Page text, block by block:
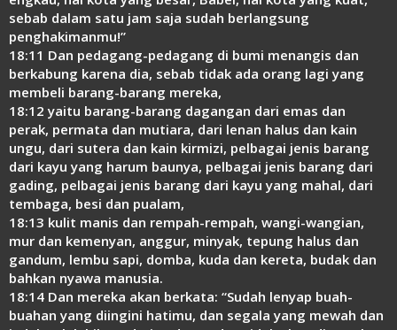
sebab dalam satu jam saja sudah berlangsung
penghakimanmu!”
18:11 Dan pedagang-pedagang di bumi menangis dan
berkabung karena dia, sebab tidak ada orang lagi yang
membeli barang-barang mereka,
18:12 yaitu barang-barang dagangan dari emas dan
perak, permata dan mutiara, dari lenan halus dan kain
ungu, dari sutera dan kain kirmizi, pelbagai jenis barang
dari kayu yang harum baunya, pelbagai jenis barang dari
gading, pelbagai jenis barang dari kayu yang mahal, dari
tembaga, besi dan pualam,
18:13 kulit manis dan rempah-rempah, wangi-wangian,
mur dan kemenyan, anggur, minyak, tepung halus dan
gandum, lembu sapi, domba, kuda dan kereta, budak dan
bahkan nyawa manusia.
18:14 Dan mereka akan berkata: “Sudah lenyap buah-
buahan yang diingini hatimu, dan segala yang mewah dan